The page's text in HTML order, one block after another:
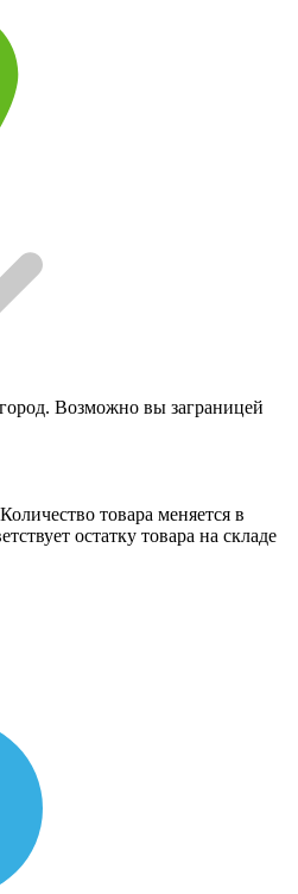
Возможно вы заграницей
Количество товара меняется в
остатку товара на складе